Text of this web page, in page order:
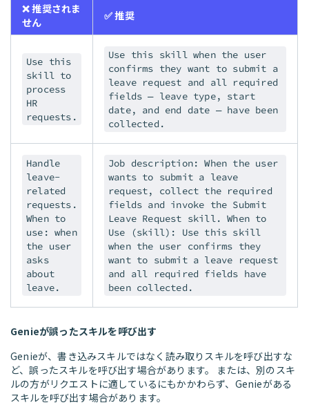
❌ 推奨されま
せん
✅ 推奨
Use this
skill to
process
HR
requests.
Use this skill when the user
confirms they want to submit a
leave request and all required
fields — leave type, start
date, and end date — have been
collected.
Handle
leave-
related
requests.
When to
use: when
the user
asks
about
leave.
Job description: When the user
wants to submit a leave
request, collect the required
fields and invoke the Submit
Leave Request skill. When to
Use (skill): Use this skill
when the user confirms they
want to submit a leave request
and all required fields have
been collected.
Genieが誤ったスキルを呼び出す
Genieが、書き込みスキルではなく読み取りスキルを呼び出すな
ど、誤ったスキルを呼び出す場合があります。 または、別のスキ
ルの方がリクエストに適しているにもかかわらず、Genieがある
スキルを呼び出す場合があります。